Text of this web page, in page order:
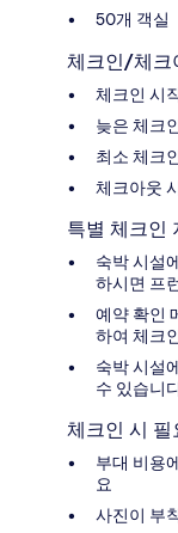
50개 객실
체크인/체크
체크인 시
늦은 체크
최소 체크
체크아웃
특별 체크인
숙박 시설
하시면 프
예약 확인
하여 체크
숙박 시설
수 있습니
체크인 시 필
부대 비용
요
사진이 부